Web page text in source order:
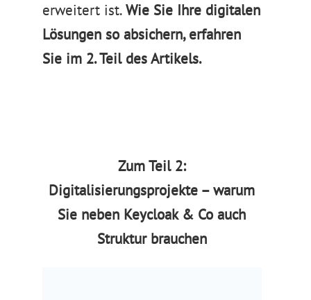
erweitert ist.Wie Sie Ihre digitalen
Lösungen so absichern, erfahren
Sie im 2. Teil des Artikels.
Zum Teil 2:
Digitalisierungsprojekte – warum
Sie neben Keycloak & Co auch
Struktur brauchen